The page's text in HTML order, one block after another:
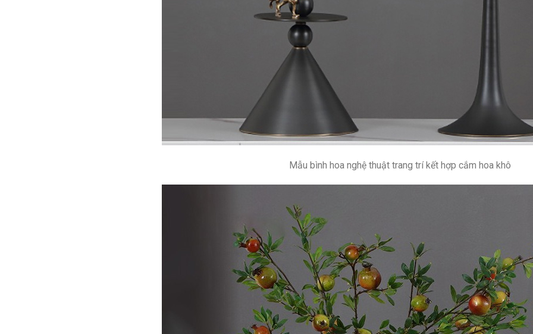
Mẫu bình hoa nghệ thuật trang trí kết hợp cắm hoa khô